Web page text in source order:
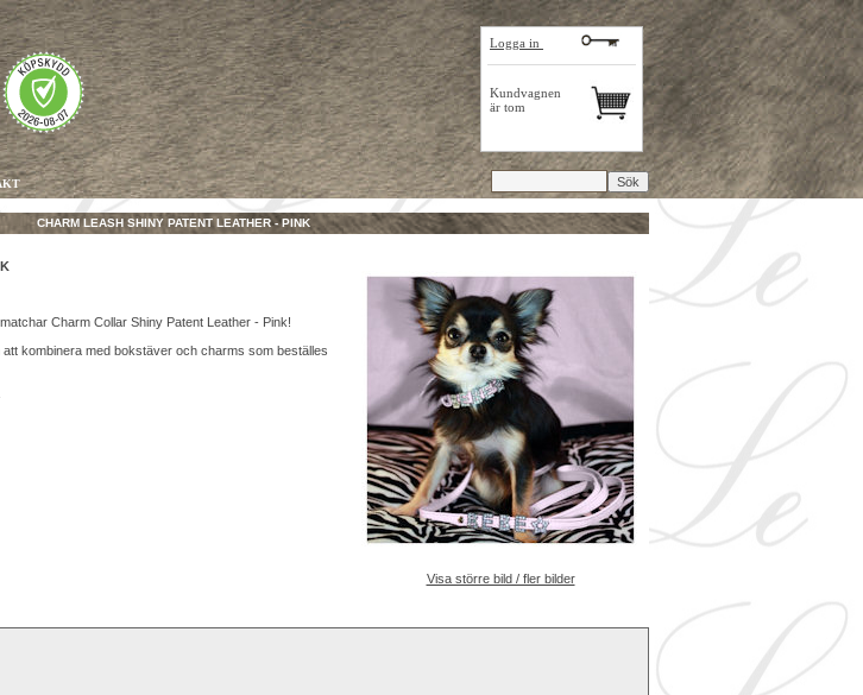
Logga in
Kundvagnen
är tom
CHARM LEASH SHINY PATENT LEATHER - PINK
Charm Collar Shiny Patent Leather - Pink!
kombinera med bokstäver och charms som beställes
Visa större bild / fler bilder